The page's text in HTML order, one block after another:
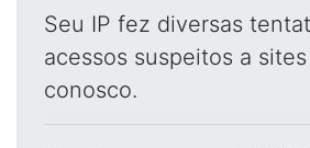
Seu IP fez diversas
acessos suspeitos a
conosco.